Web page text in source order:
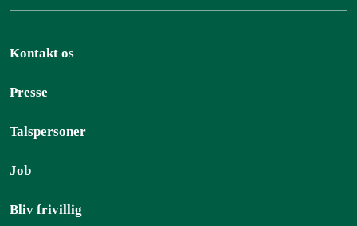
Kontakt os
Presse
Talspersoner
Job
Bliv frivillig